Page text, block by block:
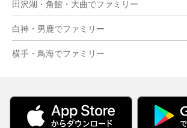
田沢湖・角館・大曲でファミリー
白神・男鹿でファミリー
横手・鳥海でファミリー